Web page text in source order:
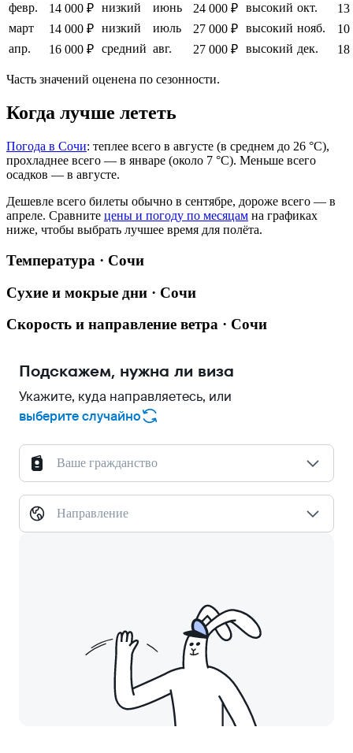
февр.
14 000 ₽ низкий июнь 24 000 ₽ высокий окт.
13
март
14 000 ₽ низкий июль 27 000 ₽ высокий нояб.
10
апр.
16 000 ₽ средний авг. 27 000 ₽ высокий дек. 18
Часть значений оценена по сезонности.
Когда лучше лететь
Погода в Сочи: теплее всего в августе (в среднем до 26 °C),
прохладнее всего — в январе (около 7 °C). Меньше всего
осадков — в августе.
Дешевле всего билеты обычно в сентябре, дороже всего — в
апреле. Сравните цены и погоду по месяцам на графиках
ниже, чтобы выбрать лучшее время для полёта.
Температура · Сочи
Сухие и мокрые дни · Сочи
Скорость и направление ветра · Сочи
Подскажем, нужна ли виза
Укажите, куда направляетесь, или
выберите случайно
Ваше гражданство
Направление